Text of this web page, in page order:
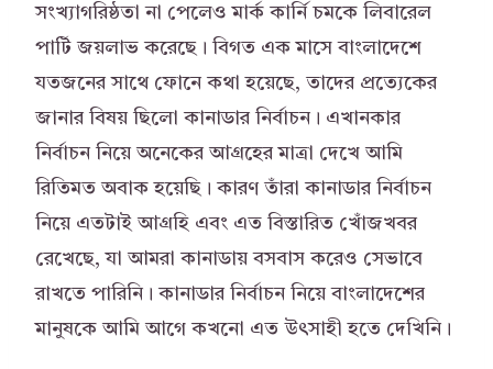
সংখ্যাগরিষ্ঠতা না পেলেও মার্ক কার্নি চমকে লিবারেল
পার্টি জয়লাভ করেছে। বিগত এক মাসে বাংলাদেশে
যতজনের সাথে ফোনে কথা হয়েছে, তাদের প্রত্যেকের
জানার বিষয় ছিলো কানাডার নির্বাচন। এখানকার
নির্বাচন নিয়ে অনেকের আগ্রহের মাত্রা দেখে আমি
রিতিমত অবাক হয়েছি। কারণ তাঁরা কানাডার নির্বাচন
নিয়ে এতটাই আগ্রহি এবং এত বিস্তারিত খোঁজখবর
রেখেছে, যা আমরা কানাডায় বসবাস করেও সেভাবে
রাখতে পারিনি। কানাডার নির্বাচন নিয়ে বাংলাদেশের
মানুষকে আমি আগে কখনো এত উৎসাহী হতে দেখিনি।